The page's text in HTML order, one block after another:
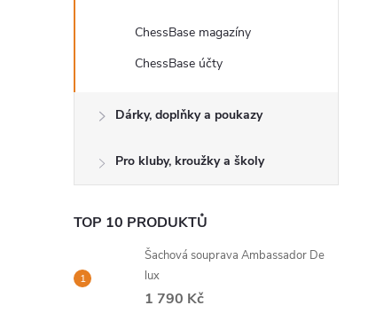
ChessBase magazíny
ChessBase účty
Dárky, doplňky a poukazy
Pro kluby, kroužky a školy
TOP 10 PRODUKTŮ
Šachová souprava Ambassador De
lux
1 790 Kč